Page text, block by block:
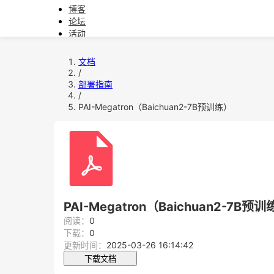
博客
论坛
活动
软件下载
教育
问题反馈
文档
/
部署指南
/
PAI-Megatron（Baichuan2-7B预训练）
PAI-Megatron（Baichuan2-7B预训
阅读： 0
下载： 0
更新时间： 2025-03-26 16:14:42
下载文档